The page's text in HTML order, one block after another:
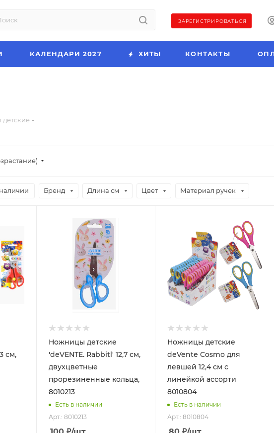
ЗАРЕГИСТРИРОВАТЬСЯ
КАЛЕНДАРИ 2027 ХИТЫ КОНТАКТЫ
Бренд Длина см Цвет Материал ручек
см,
Ножницы детские
'deVENTE. Rabbitl' 12,7 см,
двухцветные
прорезиненные кольца,
8010213
Есть в наличии
Арт.: 8010213
Ножницы детские
deVente Cosmo для
левшей 12,4 см с
линейкой ассорти
8010804
Есть в наличии
Арт.: 8010804